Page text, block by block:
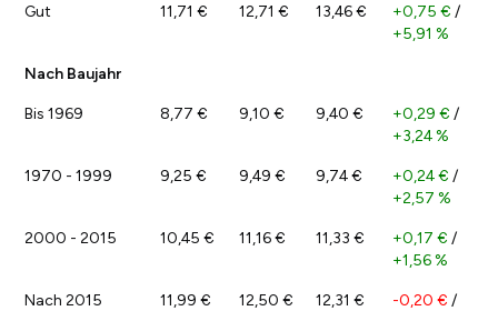
Gut 11,71 € 12,71 € 13,46 € +0,75 € /
+5,91 %
Nach Baujahr
Bis 1969 8,77 € 9,10 € 9,40 € +0,29 € /
+3,24 %
1970 - 1999 9,25 € 9,49 € 9,74 € +0,24 € /
+2,57 %
2000 - 2015 10,45 € 11,16 € 11,33 € +0,17 € /
+1,56 %
Nach 2015 11,99 € 12,50 € 12,31 € -0,20 € /